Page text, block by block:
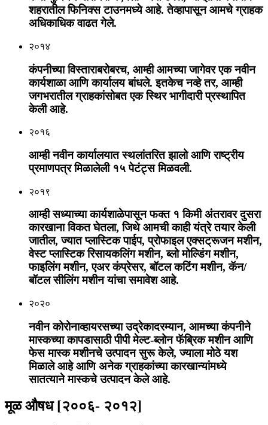
शहरातील फिनिक्स टाउनमध्ये आहे. तेव्हापासून आमचे ग्राहक
अधिकाधिक वाढत गेले.
२०१४
कंपनीच्या विस्ताराबरोबरच, आम्ही आमच्या जागेवर एक नवीन
कार्यशाळा आणि कार्यालय बांधले. इतकेच नव्हे तर, आम्ही
जगभरातील ग्राहकांसोबत एक स्थिर भागीदारी प्रस्थापित
केली आहे.
२०१६
आम्ही नवीन कार्यालयात स्थलांतरित झालो आणि राष्ट्रीय
प्रमाणपत्र मिळालेली १५ पेटंट्स मिळवली.
२०१९
आम्ही सध्याच्या कार्यशाळेपासून फक्त १ किमी अंतरावर दुसरा
कारखाना विकत घेतला, जिथे आमची काही यंत्रे तयार केली
जातील, ज्यात प्लास्टिक पाईप, प्रोफाइल एक्सट्रूजन मशीन,
वेस्ट प्लास्टिक रिसायकलिंग मशीन, ब्लो मोल्डिंग मशीन,
फाइलिंग मशीन, एअर कंप्रेसर, बॉटल कटिंग मशीन, कॅन/
बॉटल सीलिंग मशीन यांचा समावेश आहे.
२०२०
नवीन कोरोनाव्हायरसच्या उद्रेकादरम्यान, आमच्या कंपनीने
मास्कच्या कापडासाठी पीपी मेल्ट-ब्लोन फॅब्रिक मशीन आणि
फेस मास्क मशीनचे उत्पादन सुरू केले, ज्याला मोठे यश
मिळाले आहे आणि अनेक ग्राहकांच्या कारखान्यांमध्ये
सातत्याने मास्कचे उत्पादन केले आहे.
मूळ औषध [२००६- २०१२]